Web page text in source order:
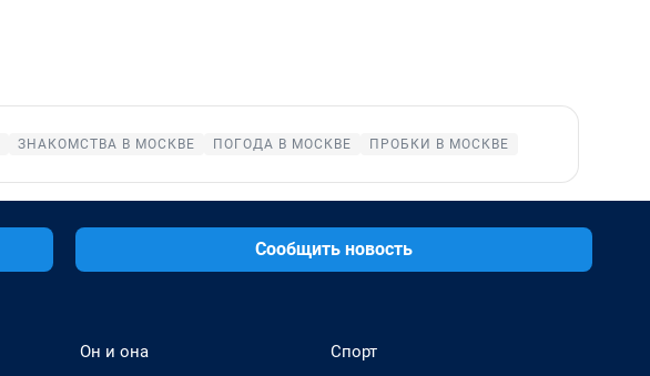
ЗНАКОМСТВА В МОСКВЕ ПОГОДА В МОСКВЕ ПРОБКИ В МОСКВЕ
Сообщить новость
Он и она
Спорт